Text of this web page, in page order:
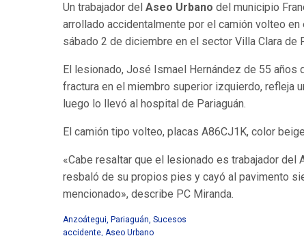
Un trabajador del Aseo Urbano del municipio
arrollado accidentalmente por el camión volteo
sábado 2 de diciembre en el sector Villa Clara de
El lesionado, José Ismael Hernández de 55
fractura en el miembro superior izquierdo, refleja
luego lo llevó al hospital de Pariaguán.
El camión tipo volteo, placas A86CJ1K, color
«Cabe resaltar que el lesionado es trabajador del
resbaló de su propios pies y cayó al pavimento
mencionado», describe PC Miranda.
Anzoátegui, Pariaguán, Sucesos
accidente, Aseo Urbano